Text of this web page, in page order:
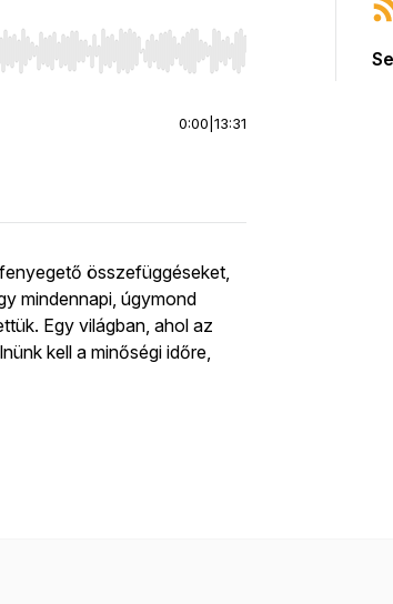
End to jump to start or end. Hold shift to jump
0:00 13:31
összefüggéseket,
mindennapi, úgymond
Egy világban, ahol az
kell a minőségi időre,